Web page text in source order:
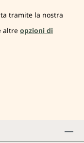
tramite la nostra
altre opzioni di